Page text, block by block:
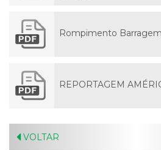
Rompimento
REPORTAGEM
VOLTAR